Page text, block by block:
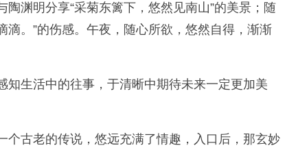
渊明分享“采菊东篱下，悠然见南山”的美景；随
滴。”的伤感。午夜，随心所欲，悠然自得，渐渐
生活中的往事，于清晰中期待未来一定更加美
古老的传说，悠远充满了情趣，入口后，那玄妙